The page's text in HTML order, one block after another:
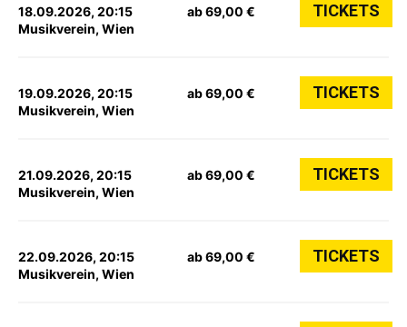
18.09.2026, 20:15
Musikverein, Wien
ab 69,00 € TICKETS
19.09.2026, 20:15
Musikverein, Wien
ab 69,00 € TICKETS
21.09.2026, 20:15
Musikverein, Wien
ab 69,00 € TICKETS
22.09.2026, 20:15
Musikverein, Wien
ab 69,00 € TICKETS